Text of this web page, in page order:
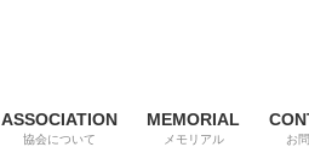
ASSOCIATION
協会について
MEMORIAL
メモリアル お